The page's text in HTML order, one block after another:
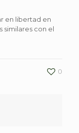
en libertad en
similares con el
0